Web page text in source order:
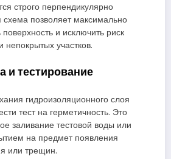
строго перпендикулярно
позволяет максимально
и исключить риск
участков.
и тестирование
гидроизоляционного слоя
тест на герметичность. Это
заливание тестовой воды или
на предмет появления
или трещин.